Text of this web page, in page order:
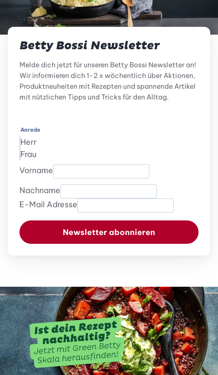
Betty Bossi Newsletter
Melde dich jetzt für unseren Betty Bossi Newsletter an!
Wir informieren dich 1-2 x wöchentlich über Aktionen,
Produktneuheiten mit Rezepten und spannende Artikel
mit nützlichen Tipps und Tricks für den Alltag.
Anrede
Herr
Frau
Vorname
Nachname
E-Mail Adresse
Newsletter abonnieren